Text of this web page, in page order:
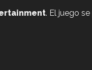
. El juego